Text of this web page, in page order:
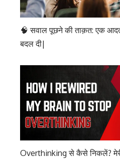
🧠 सवाल पूछने की ताक़त: एक आदत
बदल दी|
Overthinking से कैसे निकलें?